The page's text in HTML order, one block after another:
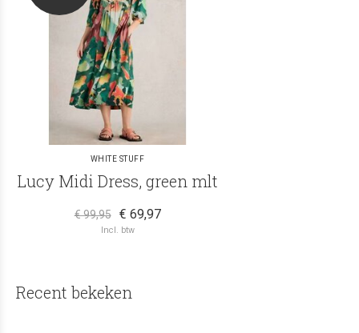
WHITE STUFF
Lucy Midi Dress, green mlt
€ 99,95 € 69,97
Incl. btw
Recent bekeken